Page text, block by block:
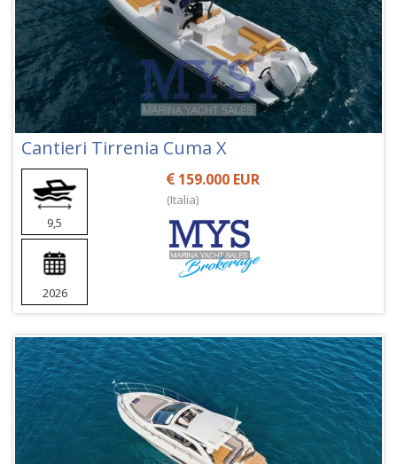
Cantieri Tirrenia Cuma X
9,5
2026
159.000 EUR
(Italia)